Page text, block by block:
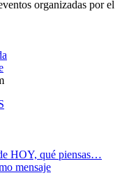
organizadas por el
HOY, qué piensas…
mensaje